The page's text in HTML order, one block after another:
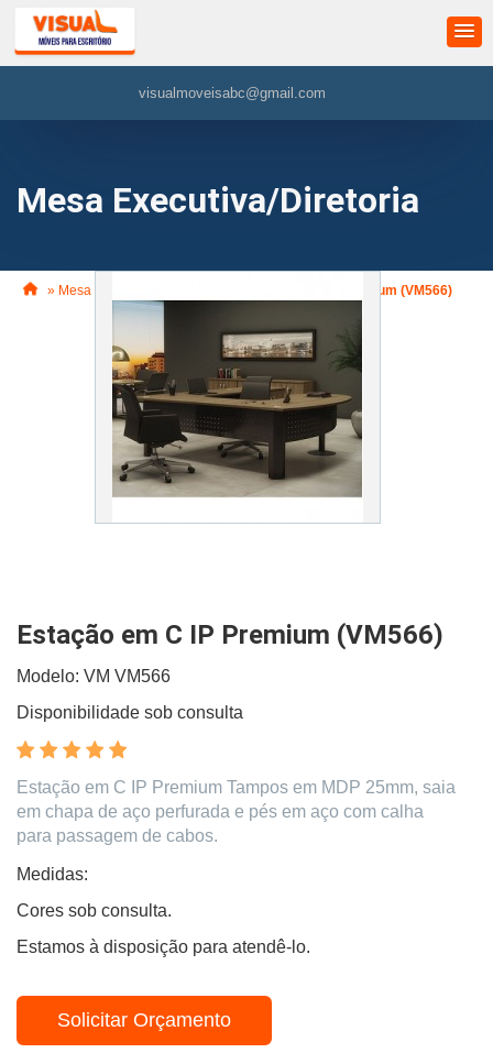
visualmoveisabc@gmail.com
Mesa Executiva/Diretoria
» Mesa Executiva e Diretoria Estação em C IP Premium (VM566)
Estação em C IP Premium (VM566)
Modelo: VM VM566
Disponibilidade sob consulta
Estação em C IP Premium Tampos em MDP 25mm, saia
em chapa de aço perfurada e pés em aço com calha
para passagem de cabos.
Medidas:
Cores sob consulta.
Estamos à disposição para atendê-lo.
Solicitar Orçamento